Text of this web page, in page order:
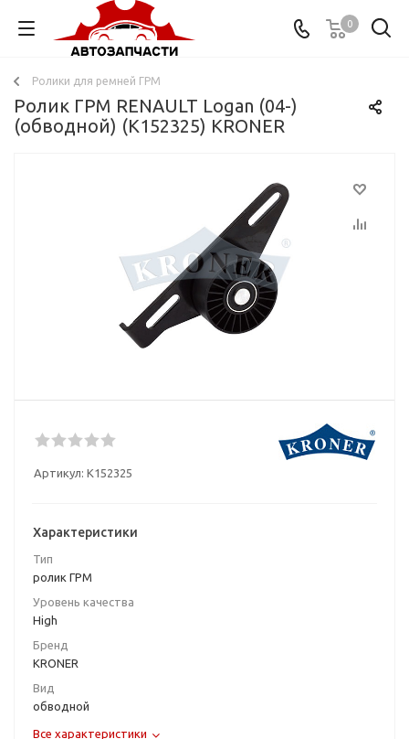
0
Ролики для ремней ГРМ
Ролик ГРМ RENAULT Logan (04-)
(обводной) (K152325) KRONER
Артикул: K152325
Характеристики
Тип
ролик ГРМ
Уровень качества
High
Бренд
KRONER
Вид
обводной
Все характеристики